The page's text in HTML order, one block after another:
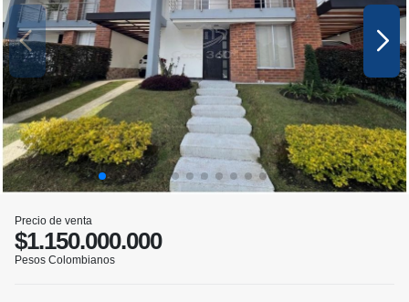
Precio de venta
$1.150.000.000
Pesos Colombianos